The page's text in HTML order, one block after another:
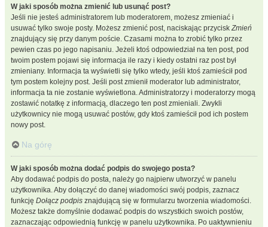
W jaki sposób można zmienić lub usunąć post?
Jeśli nie jesteś administratorem lub moderatorem, możesz zmieniać i
usuwać tylko swoje posty. Możesz zmienić post, naciskając przyciskZmień
znajdujący się przy danym poście. Czasami można to zrobić tylko przez
pewien czas po jego napisaniu. Jeżeli ktoś odpowiedział na ten post, pod
twoim postem pojawi się informacja ile razy i kiedy ostatni raz post był
zmieniany. Informacja ta wyświetli się tylko wtedy, jeśli ktoś zamieścił pod
tym postem kolejny post. Jeśli post zmienił moderator lub administrator,
informacja ta nie zostanie wyświetlona. Administratorzy i moderatorzy mogą
zostawić notatkę z informacją, dlaczego ten post zmieniali. Zwykli
użytkownicy nie mogą usuwać postów, gdy ktoś zamieścił pod ich postem
nowy post.
Na górę
W jaki sposób można dodać podpis do swojego posta?
Aby dodawać podpis do posta, należy go najpierw utworzyć w panelu
użytkownika. Aby dołączyć do danej wiadomości swój podpis, zaznacz
funkcję Dołącz podpis znajdującą się w formularzu tworzenia wiadomości.
Możesz także domyślnie dodawać podpis do wszystkich swoich postów,
zaznaczając odpowiednią funkcję w panelu użytkownika. Po uaktywnieniu